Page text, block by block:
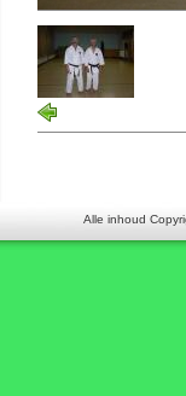
Alle inhoud